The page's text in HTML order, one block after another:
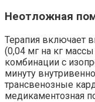
Неотложная
Терапия включает
(0,04 мг на кг
комбинации с
минуту
трансвенозные
медикаментозная